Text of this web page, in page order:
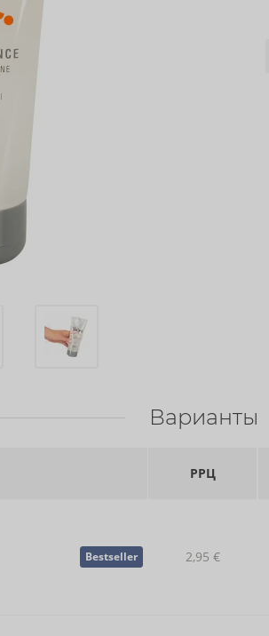
Варианты
РРЦ
Bestseller 2,95 €